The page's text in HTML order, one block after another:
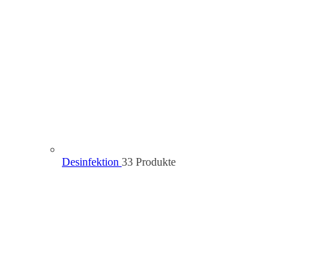
Desinfektion 33 Produkte